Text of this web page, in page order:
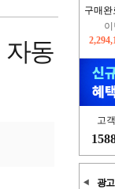
구매완
고
광고
자동